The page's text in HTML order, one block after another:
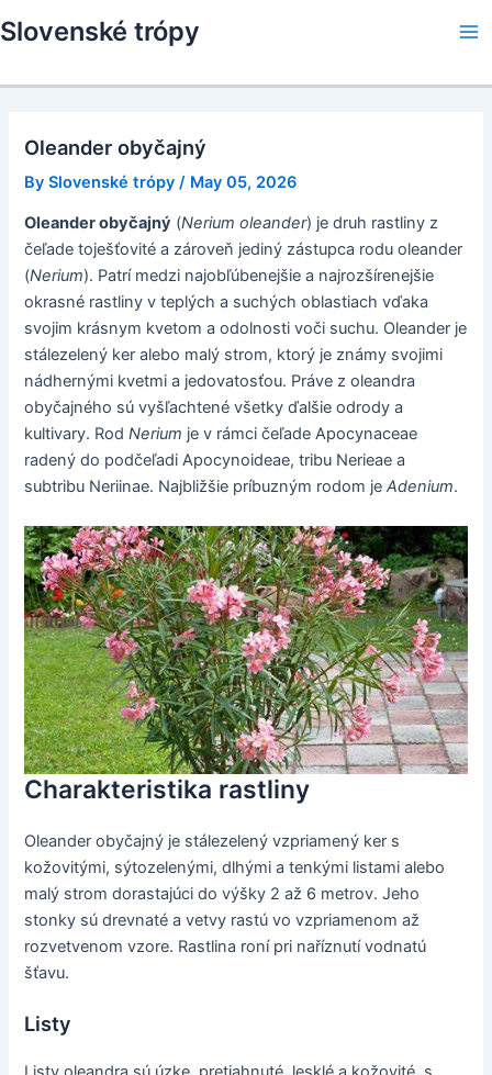
to
Slovenské trópy
Oleander obyčajný
BySlovenské trópy / May 05, 2026
Oleander obyčajný (Nerium oleander) je druh rastliny z
čeľade toješťovité a zároveň jediný zástupca rodu oleander
(Nerium). Patrí medzi najobľúbenejšie a najrozšírenejšie
okrasné rastliny v teplých a suchých oblastiach vďaka
svojim krásnym kvetom a odolnosti voči suchu. Oleander je
stálezelený ker alebo malý strom, ktorý je známy svojimi
nádhernými kvetmi a jedovatosťou. Práve z oleandra
obyčajného sú vyšľachtené všetky ďalšie odrody a
kultivary. RodNerium je v rámci čeľade Apocynaceae
radený do podčeľadi Apocynoideae, tribu Nerieae a
subtribu Neriinae. Najbližšie príbuzným rodom jeAdenium.
Charakteristika rastliny
Oleander obyčajný je stálezelený vzpriamený ker s
kožovitými, sýtozelenými, dlhými a tenkými listami alebo
malý strom dorastajúci do výšky 2 až 6 metrov. Jeho
stonky sú drevnaté a vetvy rastú vo vzpriamenom až
rozvetvenom vzore. Rastlina roní pri naříznutí vodnatú
šťavu.
Listy